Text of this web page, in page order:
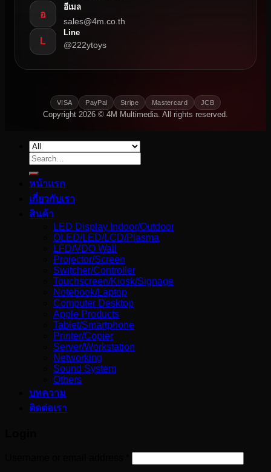
อ
อีเมล
sales@4m.co.th
L
Line
@222ytoys
VISA PayPal Stripe Mastercard JCB
Copyright 2026 © 4M Multimedia. All rights reserved.
Search
for:
หน้าแรก
เกี่ยวกับเรา
สินค้า
LED Display Indoor/Outdoor
OLED/LED/LCD/Plasma
LFD/VDO Wall
Projector/Screen
Switcher/Controller
Touchscreen/Kiosk/Signage
Notebook/Laptop
Computer Desktop
Apple Products
Tablet/Smartphone
Printer/Copier
Server/Workstation
Networking
Sound System
Others
บทความ
ติดต่อเรา